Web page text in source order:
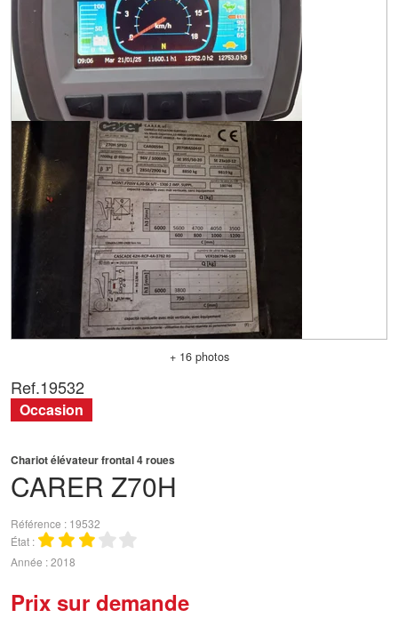
+ 16 photos
CARER Z70H
Chariot élévateur frontal 4 roues
Référence
19532
État
Année 2018
Prix sur demande
Ref.19532
Occasion